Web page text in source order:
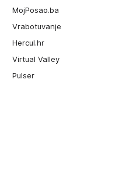
MojPosao.ba
Vrabotuvanje
Hercul.hr
Virtual Valley
Pulser